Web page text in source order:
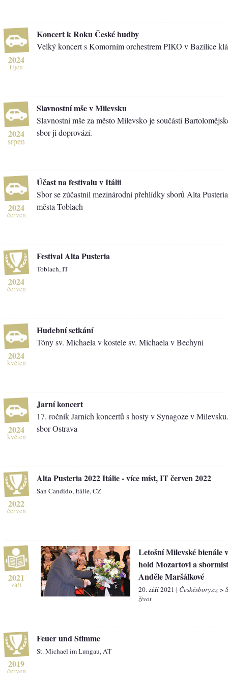
2024
říjen
Koncert k Roku České hudby
Velký koncert s Komorním orchestrem PIKO v Bazilice
2024
srpen
Slavnostní mše v Milevsku
Slavnostní mše za město Milevsko je součástí
sbor ji doprovází.
2024
červen
Účast na festivalu v Itálii
Sbor se zúčastnil mezinárodní přehlídky sborů Alta
města Toblach
2024
červen
Festival Alta Pusteria
Toblach, IT
2024
květen
Hudební setkání
Tóny sv. Michaela v kostele sv. Michaela v Bechyni
2024
květen
Jarní koncert
17. ročník Jarních koncertů s hosty v Synagoze v
sbor Ostrava
2022
červen
Alta Pusteria 2022 Itálie - více míst, IT červen 2022
San Candido, Itálie, CZ
2021
září
Letošní Milevské bienále
hold Mozartovi a
Anděle Maršálkové
20. září 2021 | Českésbory.cz >
život
2019
červen
Feuer und Stimme
St. Michael im Lungau, AT